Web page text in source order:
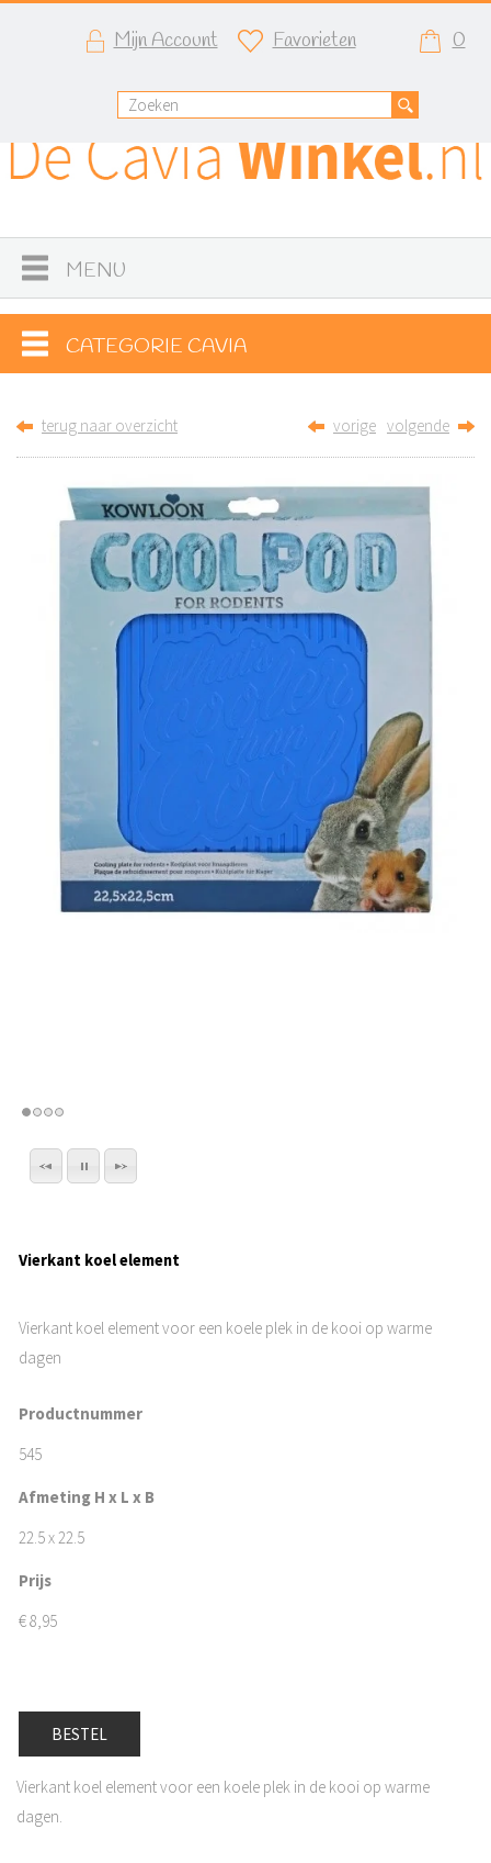
Mijn Account Favorieten 0
MENU
CATEGORIE CAVIA
terug naar overzicht vorige volgende
Vierkant koel element
Vierkant koel element voor een koele plek in de kooi op warme
dagen
Productnummer
545
Afmeting H x L x B
22.5 x 22.5
Prijs
€8,95
BESTEL
Vierkant koel element voor een koele plek in de kooi op warme
dagen.